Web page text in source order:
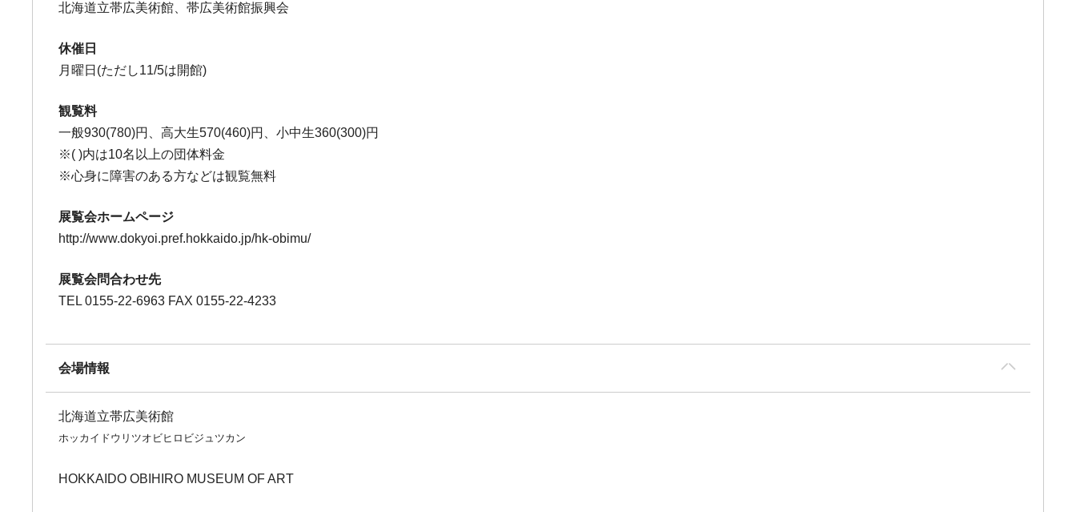
北海道立帯広美術館、帯広美術館振興会
休催日
月曜日(ただし11/5は開館)
観覧料
一般930(780)円、高大生570(460)円、小中生360(300)円
※( )内は10名以上の団体料金
※心身に障害のある方などは観覧無料
展覧会ホームページ
http://www.dokyoi.pref.hokkaido.jp/hk-obimu/
展覧会問合わせ先
TEL 0155-22-6963 FAX 0155-22-4233
会場情報
北海道立帯広美術館
ホッカイドウリツオビヒロビジュツカン
HOKKAIDO OBIHIRO MUSEUM OF ART